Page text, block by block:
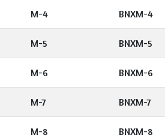
M-4 BNXM-4
M-5 BNXM-5
M-6 BNXM-6
M-7 BNXM-7
M-8 BNXM-8